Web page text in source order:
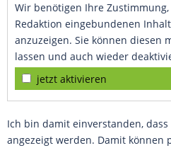
Wir benötigen Ihre
Redaktion eingebundenen
anzuzeigen. Sie können diesen
lassen und auch wieder
jetzt aktivieren
Ich bin damit einverstanden,
angezeigt werden. Damit können